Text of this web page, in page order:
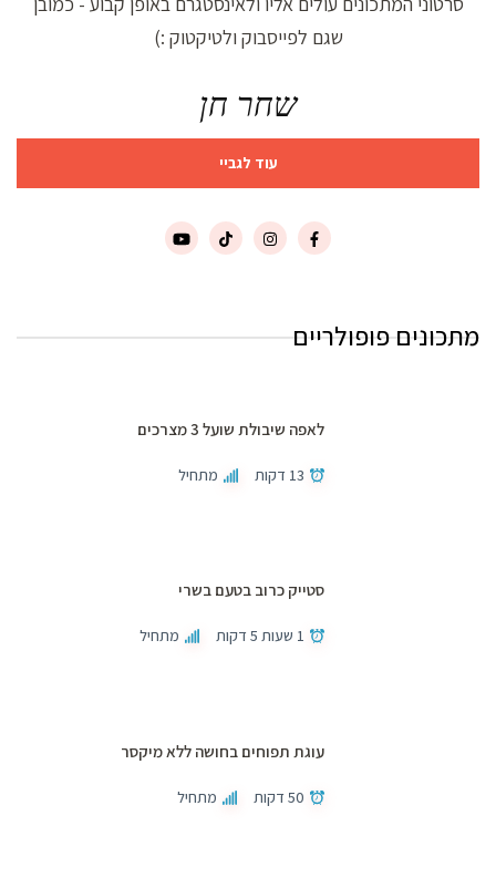
שגם לפייסבוק ולטיקטוק :)
שחר חן
עוד לגביי
מתכונים פופולריים
לאפה שיבולת שועל 3 מצרכים
13 דקות מתחיל
סטייק כרוב בטעם בשרי
1 שעות 5 דקות מתחיל
עוגת תפוחים בחושה ללא מיקסר
50 דקות מתחיל